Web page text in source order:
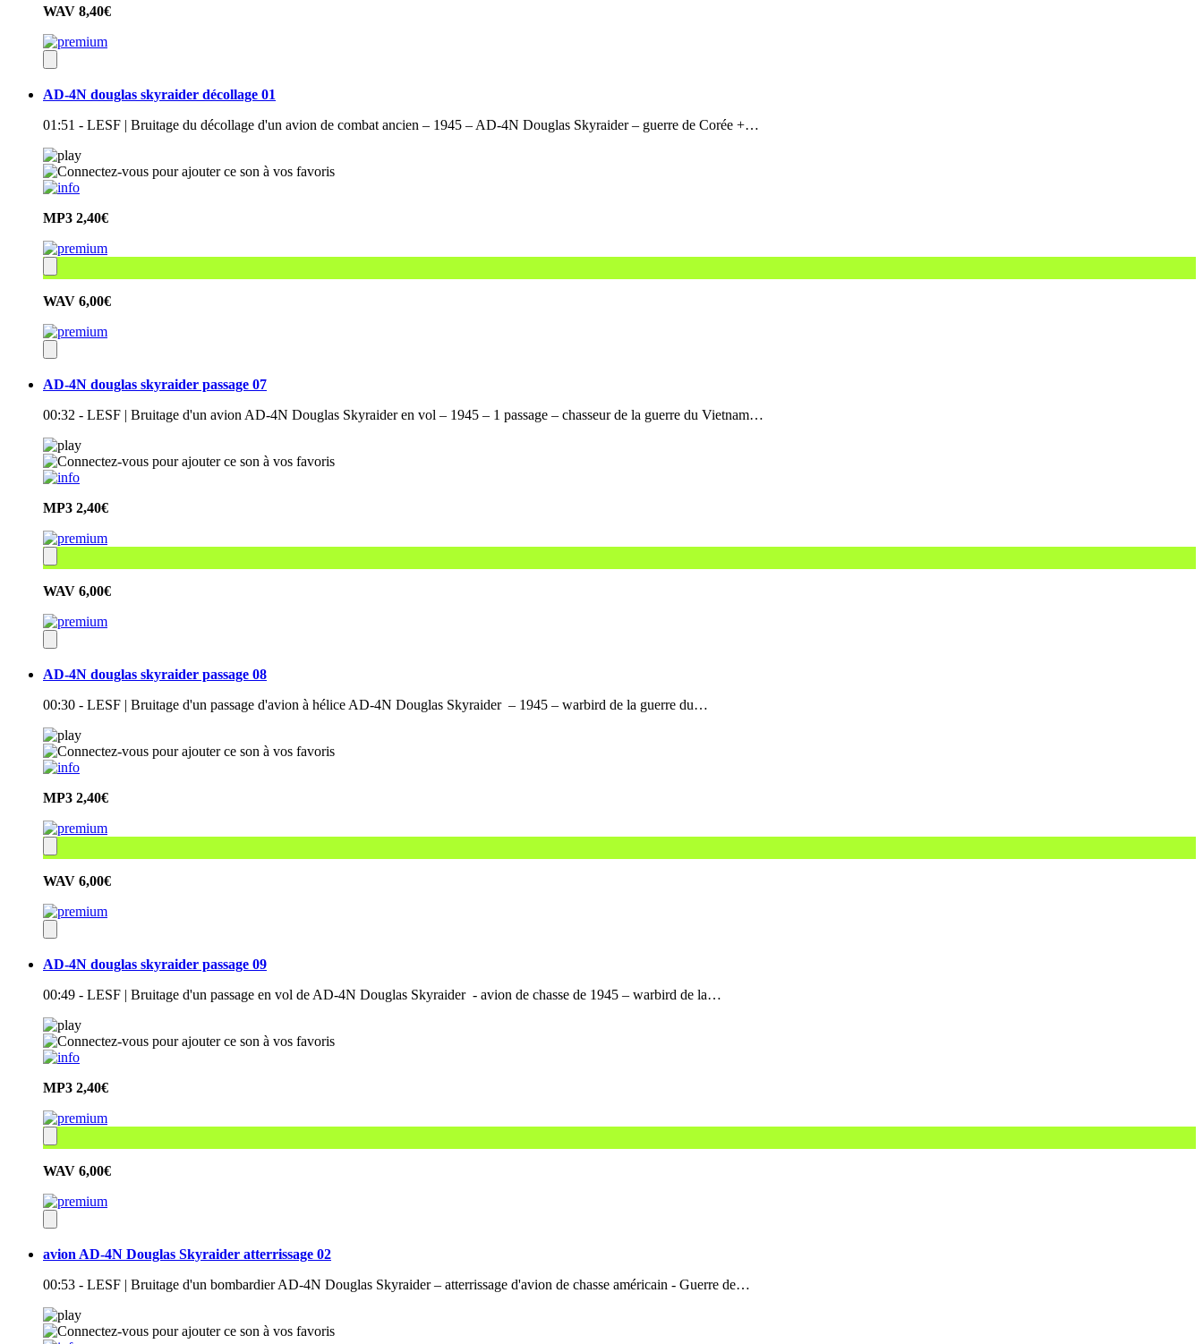
WAV 8,40€
AD-4N douglas skyraider décollage 01
01:51 - LESF | Bruitage du décollage d'un avion de combat ancien – 1945 – AD-4N Douglas Skyraider – guerre de Corée +…
MP3 2,40€
WAV 6,00€
AD-4N douglas skyraider passage 07
00:32 - LESF | Bruitage d'un avion AD-4N Douglas Skyraider en vol – 1945 – 1 passage – chasseur de la guerre du Vietnam…
MP3 2,40€
WAV 6,00€
AD-4N douglas skyraider passage 08
00:30 - LESF | Bruitage d'un passage d'avion à hélice AD-4N Douglas Skyraider – 1945 – warbird de la guerre du…
MP3 2,40€
WAV 6,00€
AD-4N douglas skyraider passage 09
00:49 - LESF | Bruitage d'un passage en vol de AD-4N Douglas Skyraider - avion de chasse de 1945 – warbird de la…
MP3 2,40€
WAV 6,00€
avion AD-4N Douglas Skyraider atterrissage 02
00:53 - LESF | Bruitage d'un bombardier AD-4N Douglas Skyraider – atterrissage d'avion de chasse américain - Guerre de…